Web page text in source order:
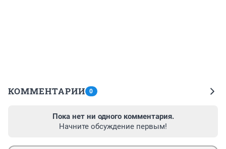
КОММЕНТАРИИ 0
Пока нет ни одного комментария.
Начните обсуждение первым!